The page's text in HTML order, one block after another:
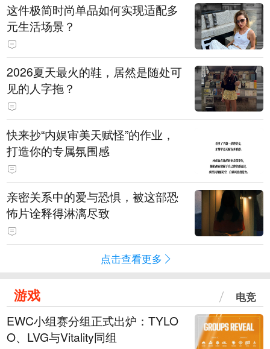
这件极简时尚单品如何实现适配多
元生活场景？
2026夏天最火的鞋，居然是随处可
见的人字拖？
快来抄“内娱审美天赋怪”的作业，
打造你的专属氛围感
亲密关系中的爱与恐惧，被这部恐
怖片诠释得淋漓尽致
点击查看更多
游戏 电竞
EWC小组赛分组正式出炉：TYLO
O、LVG与Vitality同组